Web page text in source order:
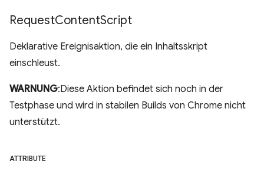
RequestContentScript
Deklarative Ereignisaktion, die ein Inhaltsskript
einschleust.
WARNUNG:Diese Aktion befindet sich noch in der
Testphase und wird in stabilen Builds von Chrome nicht
unterstützt.
ATTRIBUTE